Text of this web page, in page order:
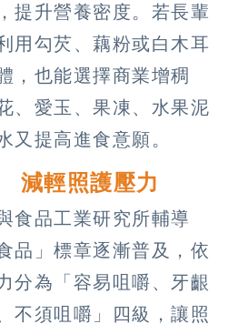
提升營養密度。若長輩
用勾芡、藕粉或白木耳
，也能選擇商業增稠
、愛玉、果凍、水果泥
又提高進食意願。
減輕照護壓力
食品工業研究所輔導
品」標章逐漸普及，依
分為「容易咀嚼、牙齦
不須咀嚼」四級，讓照